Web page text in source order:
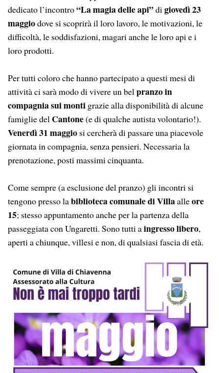
dedicato l’incontro“La magia delle api”di giovedì 23
maggiodove si scoprirà il loro lavoro, le motivazioni, le
difficoltà, le soddisfazioni, magari anche le loro api e i
loro prodotti.
Per tutti coloro che hanno partecipato a questi mesi di
attività ci sarà modo di vivere un bel pranzo in
compagnia sui monti grazie alla disponibilità di alcune
famiglie del Cantone(e di qualche autista volontario!).
Venerdì 31 maggio si cercherà di passare una piacevole
giornata in compagnia, senza pensieri. Necessaria la
prenotazione, posti massimi cinquanta.
Come sempre (a esclusione del pranzo) gli incontri si
tengono presso labiblioteca comunale di Villaalleore
15; stesso appuntamento anche per la partenza della
passeggiata con Ungaretti. Sono tutti aingresso libero,
aperti a chiunque, villesi e non, di qualsiasi fascia di età.